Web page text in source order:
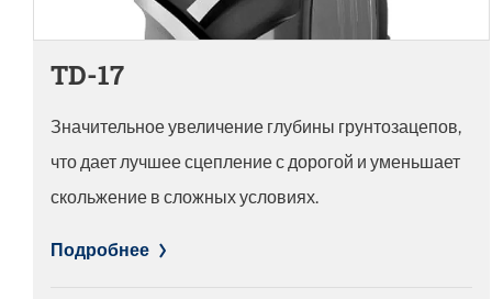
TD-17
Значительное увеличение глубины грунтозацепов,
что дает лучшее сцепление с дорогой и уменьшает
скольжение в сложных условиях.
Подробнее